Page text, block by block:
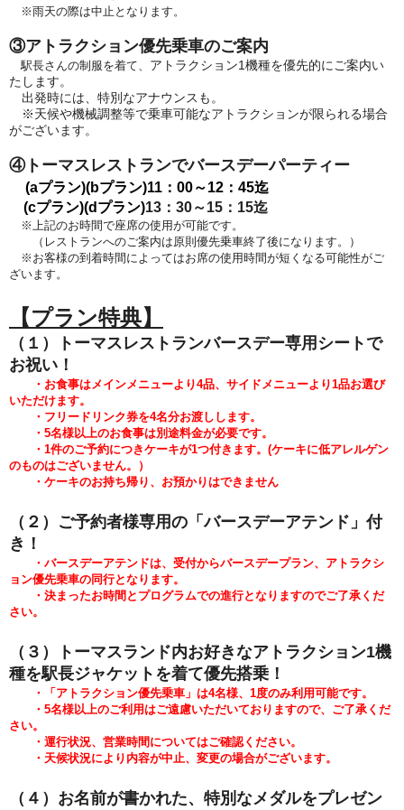
※雨天の際は中止となります。
③アトラクション優先乗車のご案内
駅長さんの制服を着て、 アトラクション1機種を優先的にご案内い
たします。
出発時には、特別なアナウンスも。
※天候や機械調整等で乗車可能なアトラクションが限られる場合
がございます。
④トーマスレストランでバースデーパーティー
(aプラン)(bプラン)11：00～12：45迄
(cプラン)(dプラン)13：30～15：15迄
※上記のお時間で座席の使用が可能です。
（レストランへのご案内は原則優先乗車終了後になります。）
※お客様の到着時間によってはお席の使用時間が短くなる可能性がご
ざいます。
【プラン特典】
（１）トーマスレストランバースデー専用シートで
お祝い！
・お食事はメインメニューより4品、サイドメニューより1品お選び
いただけます。
・フリードリンク券を4名分お渡しします。
・5名様以上のお食事は別途料金が必要です。
・1件のご予約につきケーキが1つ付きます。 (ケーキに低アレルゲン
のものはございません。）
・ケーキのお持ち帰り、お預かりはできません
（２）ご予約者様専用の「バースデーアテンド」付
き！
・バースデーアテンドは、受付からバースデープラン、アトラクシ
ョン優先乗車の同行となります。
・決まったお時間とプログラムでの進行となりますのでご了承くだ
さい。
（３）トーマスランド内お好きなアトラクション1機
種を駅長ジャケットを着て優先搭乗！
・「アトラクション優先乗車」は4名様、1度のみ利用可能です。
・5名様以上のご利用はご遠慮いただいておりますので、ご了承くだ
さい。
・運行状況、営業時間についてはご確認ください。
・天候状況により内容が中止、変更の場合がございます。
（４）お名前が書かれた、特別なメダルをプレゼン